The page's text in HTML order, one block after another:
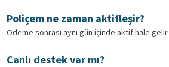
Poliçem ne zaman aktifleşir?
Ödeme sonrası aynı gün içinde aktif hale gelir.
Canlı destek var mı?